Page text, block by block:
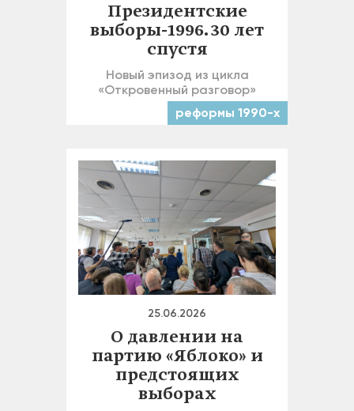
Президентские
выборы-1996. 30 лет
спустя
Новый эпизод из цикла
«Откровенный разговор»
реформы 1990-х
25.06.2026
О давлении на
партию «Яблоко» и
предстоящих
выборах